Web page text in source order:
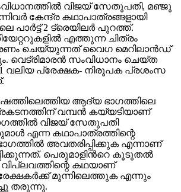
വിജയ് സേതുപതി, മഞ്ജു
കേന്ദ്ര കഥാപാത്രങ്ങളായി
2 ട്രെയിലർ പുറത്ത്.
എത്തുന്ന ചിത്രം
ചെയ്യുന്നത് വൈഗ മെറിലാൻഡ്
വെട്രിമാരൻ സംവിധാനം ചെയ്ത
വലിയ പ്രേക്ഷക- നിരൂപക പ്രശംസ
ആദ്യ ഭാഗത്തിലെ
വമ്പൻ കയ്യടിയാണ്
വിജയ് സേതുപതി
എന്ന കഥാപാത്രത്തിന്റെ
അവതരിപ്പിക്കുക എന്നാണ്
പെരുമാളിൻറെ കൂടുതൽ
കഥയാണ്
മുന്നിലെത്തുക എന്നും
തരുന്നു.